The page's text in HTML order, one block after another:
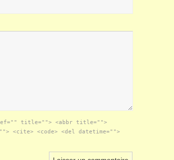
title=""> <abbr title="">
<cite> <code> <del datetime="">